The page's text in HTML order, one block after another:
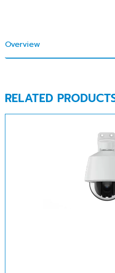
Overview
RELATED